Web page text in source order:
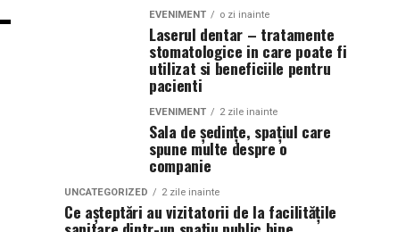
EVENIMENT o zi inainte
Laserul dentar – tratamente
stomatologice in care poate fi
utilizat si beneficiile pentru
pacienti
EVENIMENT 2 zile inainte
Sala de ședințe, spațiul care
spune multe despre o
companie
UNCATEGORIZED 2 zile inainte
Ce așteptări au vizitatorii de la facilitățile